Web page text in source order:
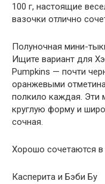
100 г, настоящие
вазочки отлично
Полуночная мини-
Ищите вариант для
Pumpkins — почти
оранжевыми
полкило каждая. Эти
круглую форму и
сочная.
Хорошо сочетаются
Касперита и Бэби Бу